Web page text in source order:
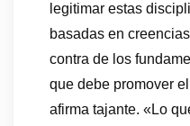
legitimar estas
basadas en
contra de los
que debe promover
afirma tajante. «Lo